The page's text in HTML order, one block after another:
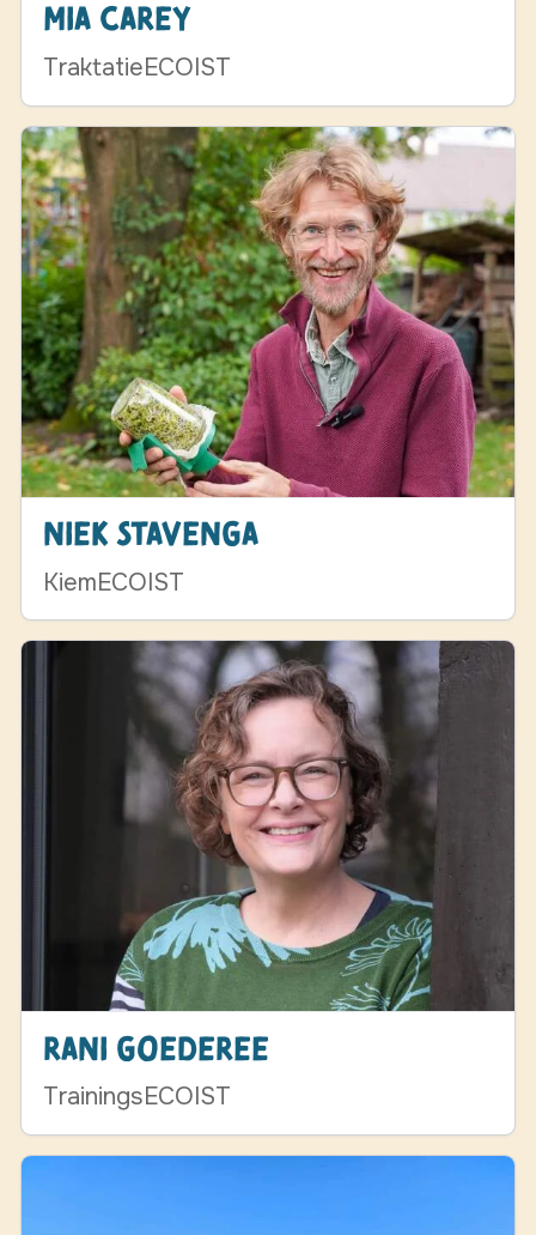
Mia Carey
TraktatieECOIST
Niek Stavenga
KiemECOIST
Rani Goederee
TrainingsECOIST